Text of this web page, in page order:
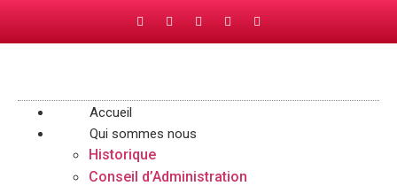
Accueil
Qui sommes nous
Historique
Conseil d’Administration